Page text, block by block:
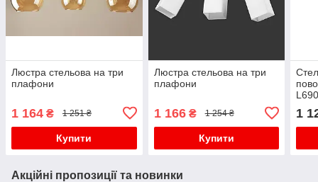
Люстра стельова на три
плафони
1 164 ₴ 1 251 ₴
Купити
Люстра стельова на три
плафони
1 166₴ 1 254 ₴
Купити
1
Акційні пропозиції та новинки